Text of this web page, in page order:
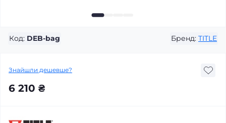
Код: DEB-bag Бренд: TITLE
Знайшли дешевше?
6 210 ₴